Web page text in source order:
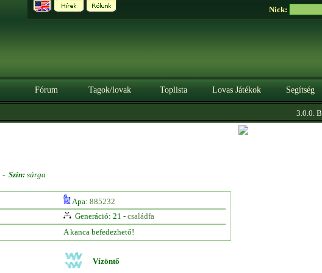
Nick:
Fórum Tagok/lovak Toplista Lovas Játékok Segítség
3.0.0.
- Szín: sárga
Apa: 885232
Generáció: 21 - családfa
A kanca befedezhető!
Vízöntő